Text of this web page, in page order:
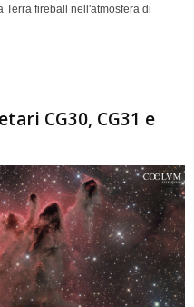
fireball nell'atmosfera di
CG30, CG31 e